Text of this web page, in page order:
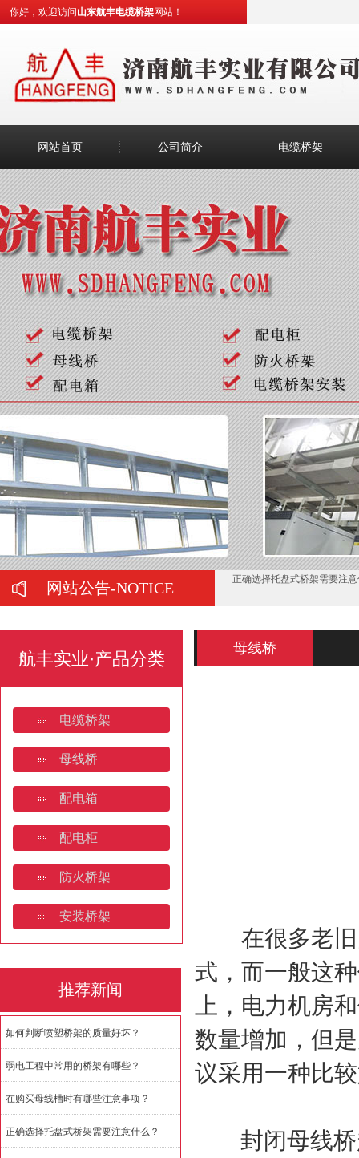
你好，欢迎访问山东航丰电缆桥架网站！
网站首页 公司简介 电缆桥架
网站公告-NOTICE
如何判断喷塑桥架的质量好
弱电工程中常用的桥架有哪
在购买母线槽时有哪些注意
正确选择托盘式桥架需要注
航丰实业·产品分类
电缆桥架
母线桥
配电箱
配电柜
防火桥架
安装桥架
推荐新闻
如何判断喷塑桥架的质量好坏？
弱电工程中常用的桥架有哪些？
在购买母线槽时有哪些注意事项？
正确选择托盘式桥架需要注意什么？
母线桥
在很多老旧
式，而一般这
上，电力机房
数量增加，但
议采用一种比
封闭母线桥